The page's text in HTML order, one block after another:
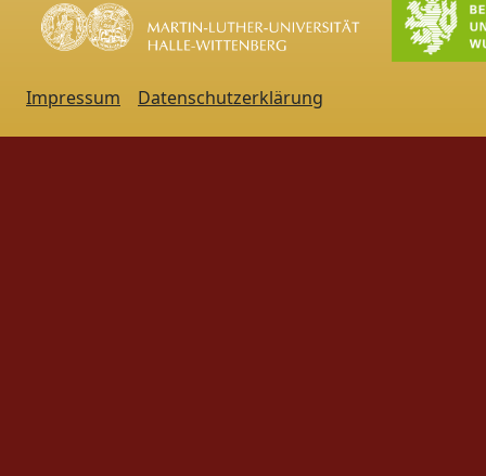
Impressum Datenschutzerklärung